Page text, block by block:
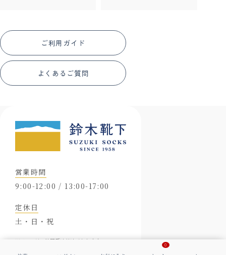
0
ご利用ガイド
よくあるご質問
営業時間
9:00-12:00 / 13:00-17:00
定休日
土・日・祝
※メールは24時間受け付けております。